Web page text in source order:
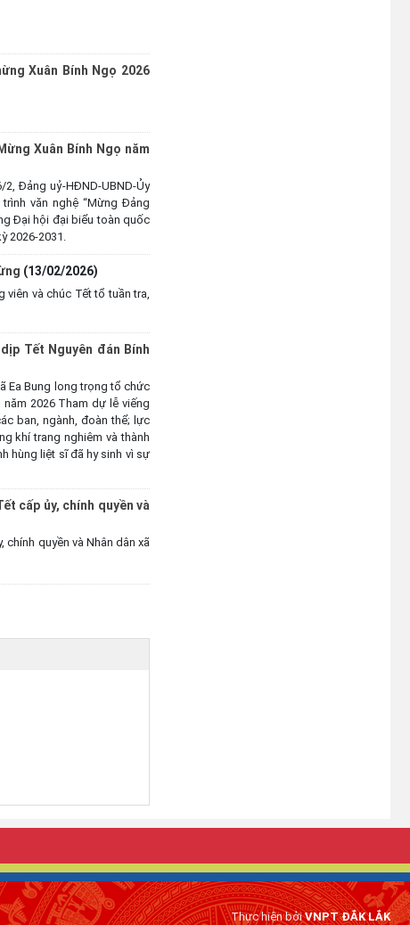
Xuân Bính Ngọ 2026
Xuân Bính Ngọ năm
Đảng uỷ-HĐND-UBND-Ủy
văn nghệ “Mừng Đảng
Đại hội đại biểu toàn quốc
2026-2031.
(13/02/2026)
và chúc Tết tổ tuần tra,
Tết Nguyên đán Bính
Ea Bung long trọng tổ chức
2026 Tham dự lễ viếng
ban, ngành, đoàn thể; lực
khí trang nghiêm và thành
hùng liệt sĩ đã hy sinh vì sự
cấp ủy, chính quyền và
chính quyền và Nhân dân xã
Thực hiện bởiVNPT ĐẮK LẮK